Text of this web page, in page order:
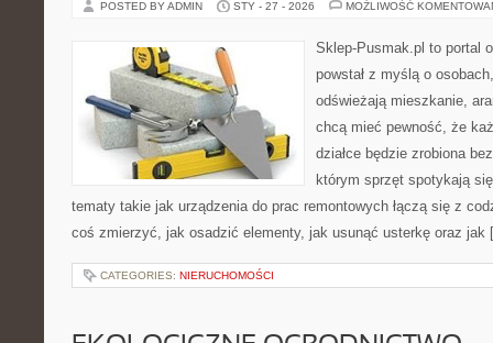
POSTED BY ADMIN STY - 27 - 2026 MOŻLIWOŚĆ
Sklep-Pusmak.pl to portal
powstał z myślą o
odświeżają mieszkanie,
chcą mieć pewność, że
działce będzie zrobiona
którym sprzęt spotykają
tematy takie jak urządzenia do prac remontowych łączą się z
coś zmierzyć, jak osadzić elementy, jak usunąć usterkę oraz
CATEGORIES: NIERUCHOMOŚCI